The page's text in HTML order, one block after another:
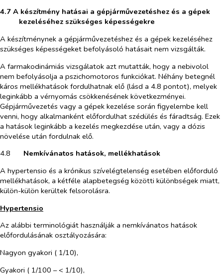
4.7 A készítmény hatásai a gépjárművezetéshez és a gépek
kezeléséhez szükséges képességekre
A készítménynek a gépjárművezetéshez és a gépek kezeléséhez
szükséges képességeket befolyásoló hatásait nem vizsgálták.
A farmakodinámiás vizsgálatok azt mutatták, hogy a nebivolol
nem befolyásolja a pszichomotoros funkciókat. Néhány betegnél
káros mellékhatások fordulhatnak elő (lásd a 4.8 pontot), melyek
leginkább a vérnyomás csökkenésének következményei.
Gépjárművezetés vagy a gépek kezelése során figyelembe kell
venni, hogy alkalmanként előfordulhat szédülés és fáradtság. Ezek
a hatások leginkább a kezelés megkezdése után, vagy a dózis
növelése után fordulnak elő.
4.8​
Nemkívánatos hatások, mellékhatások
A hypertensio és a krónikus szívelégtelenség esetében előforduló
mellékhatások, a kétféle alapbetegség közötti különbségek miatt,
külön-külön kerültek felsorolásra.
Hypertensio
Az alábbi terminológiát használják a nemkívánatos hatások
előfordulásának osztályozására:
Nagyon gyakori ( 1/10),
Gyakori ( 1/100 – < 1/10),